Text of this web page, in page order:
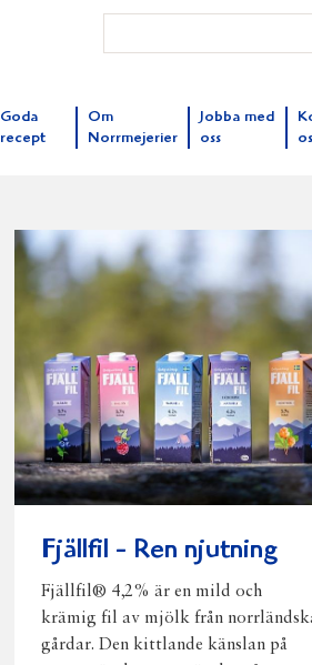
Goda
recept
Om
Norrmejerier
Jobba med
oss
Fjällfil - Ren njutning
Fjällfil® 4,2% är en mild och
krämig fil av mjölk från
gårdar. Den kittlande känslan på